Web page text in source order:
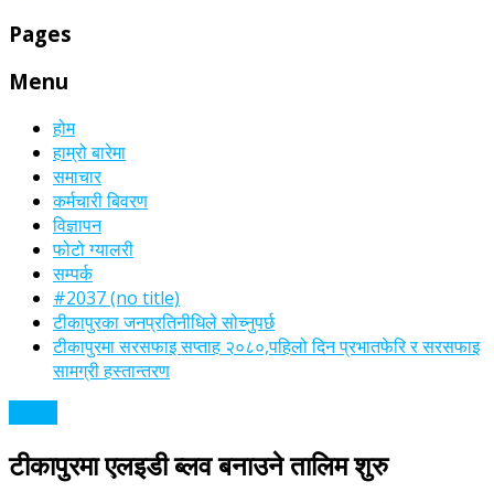
Pages
Menu
होम
हाम्रो बारेमा
समाचार
कर्मचारी बिवरण
विज्ञापन
फोटो ग्यालरी
सम्पर्क
#2037 (no title)
टीकापुरका जनप्रतिनीधिले सोच्नुपर्छ
टीकापुरमा सरसफाइ सप्ताह २०८०,पहिलो दिन प्रभातफेरि र सरसफाइ
सामग्री हस्तान्तरण
टीकापुरमा एलइडी ब्लव बनाउने तालिम शुरु